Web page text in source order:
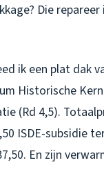
Die
ik een plat dak
Historische
(Rd 4,5).
ISDE-subsidie
En zijn